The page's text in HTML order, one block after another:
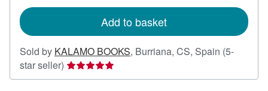
Add to basket
Sold by KALAMO BOOKS, Burriana, CS, Spain (5-
star seller) Seller
rating